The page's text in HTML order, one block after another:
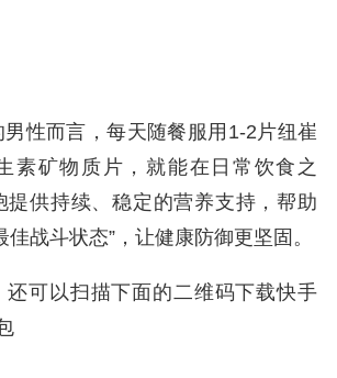
性而言，每天随餐服用1-2片纽崔
素矿物质片，就能在日常饮食之
提供持续、稳定的营养支持，帮助
佳战斗状态”，让健康防御更坚固。
还可以扫描下面的二维码下载快手